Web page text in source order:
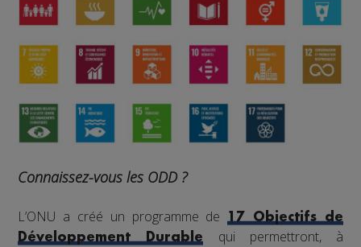
Connaissez-vous les ODD ?
L’ONU a créé un programme de17 Objectifs de
Développement Durable
qui permettront, à